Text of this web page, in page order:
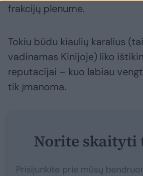
frakcijų plenume.
Tokiu būdu kiaulių karalius
vadinamas Kinijoje) liko
reputacijai – kuo labiau
tik įmanoma.
Norite skaityti
Prisijunkite prie mūsų